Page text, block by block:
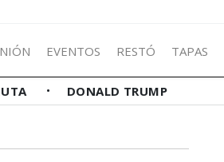
EVENTOS RESTÓ TAPAS
DONALD TRUMP